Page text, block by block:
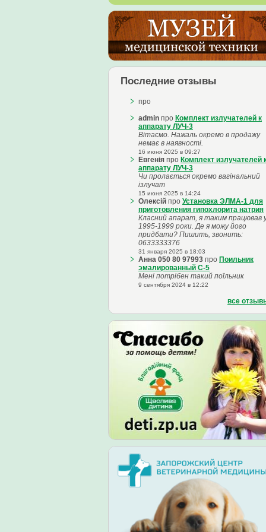
Последние отзывы
про
admin про Комплект излучателей к
аппарату ЛУЧ-3
Вітаємо. Нажаль окремо в продажу
немає в наявності.
16 июня 2025 в 09:27
Евгенія про Комплект излучателей
аппарату ЛУЧ-3
Чи пролається окремо вагінальний
ізлучат
15 июня 2025 в 14:24
Олексій про Установка ЭЛМА-1 для
приготовления гипохлорита натрия
Класний апарат, я таким працював
1995-1999 роки. Де я можу його
придбати? Пишить, звонить:
0633333376
31 января 2025 в 18:03
Анна 050 80 97993 про Поильник
эмалированный С-5
Мені потрібен такий поїльник
9 сентября 2024 в 12:22
все